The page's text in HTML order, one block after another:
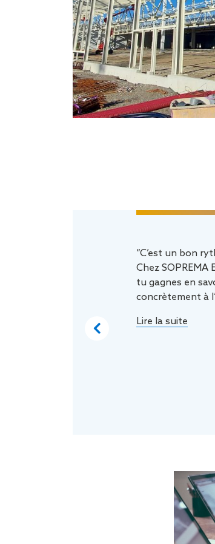
Previous
“C’est un bon
Chez SOPREMA
tu gagnes en
concrètement à
Lire la suite